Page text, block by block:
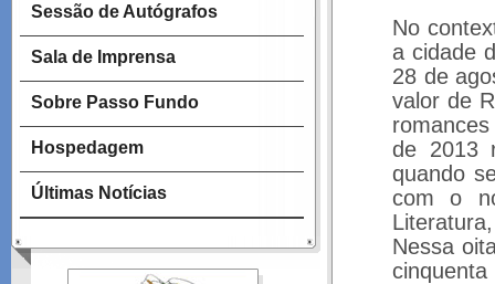
Sessão de Autógrafos
Sala de Imprensa
Sobre Passo Fundo
Hospedagem
Últimas Notícias
No
a cidade
28 de
valor de
de 2013
quando
com o
Nessa
cinquenta